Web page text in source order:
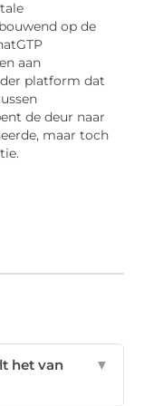
op de
aan
platform dat
de deur naar
maar toch
het van
▼